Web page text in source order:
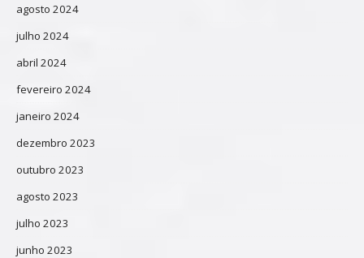
agosto 2024
julho 2024
abril 2024
fevereiro 2024
janeiro 2024
dezembro 2023
outubro 2023
agosto 2023
julho 2023
junho 2023